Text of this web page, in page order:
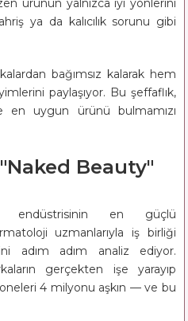
ya da kalıcılık sorunu gibi
bağımsız kalarak hem
paylaşıyor. Bu şeffaflık,
uygun ürünü bulmamızı
Beauty"
endüstrisinin en güçlü
uzmanlarıyla iş birliği
adım adım analiz ediyor.
gerçekten işe yarayıp
4 milyonu aşkın — ve bu